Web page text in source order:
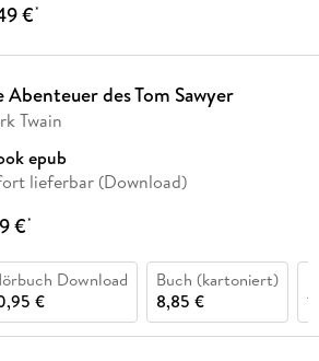
€*
Abenteuer des Tom Sawyer
Twain
epub
lieferbar (Download)
€*
Download
€
Buch (kartoniert)
8,85 €